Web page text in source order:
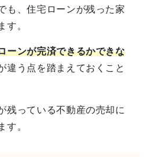
も、住宅ローンが残った家
す。
ーンが完済できるかできな
違う点を踏まえておくこと
残っている不動産の売却に
す。